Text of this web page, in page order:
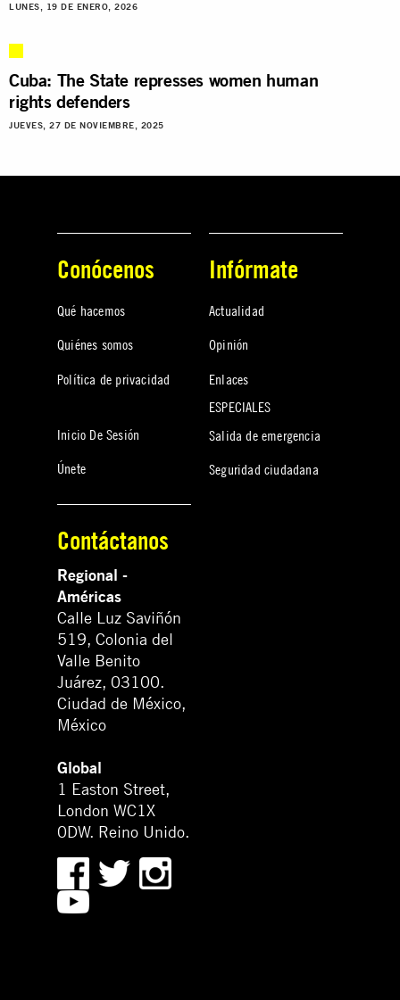
LUNES, 19 DE ENERO, 2026
Cuba: The State represses women human
rights defenders
JUEVES, 27 DE NOVIEMBRE, 2025
Conócenos
Qué hacemos
Quiénes somos
Política de privacidad
Inicio De Sesión
Únete
Infórmate
Actualidad
Opinión
Enlaces
ESPECIALES
Salida de emergencia
Seguridad ciudadana
Contáctanos
Regional -
Américas
Calle Luz Saviñón
519, Colonia del
Valle Benito
Juárez, 03100.
Ciudad de México,
México
Global
1 Easton Street,
London WC1X
0DW. Reino Unido.